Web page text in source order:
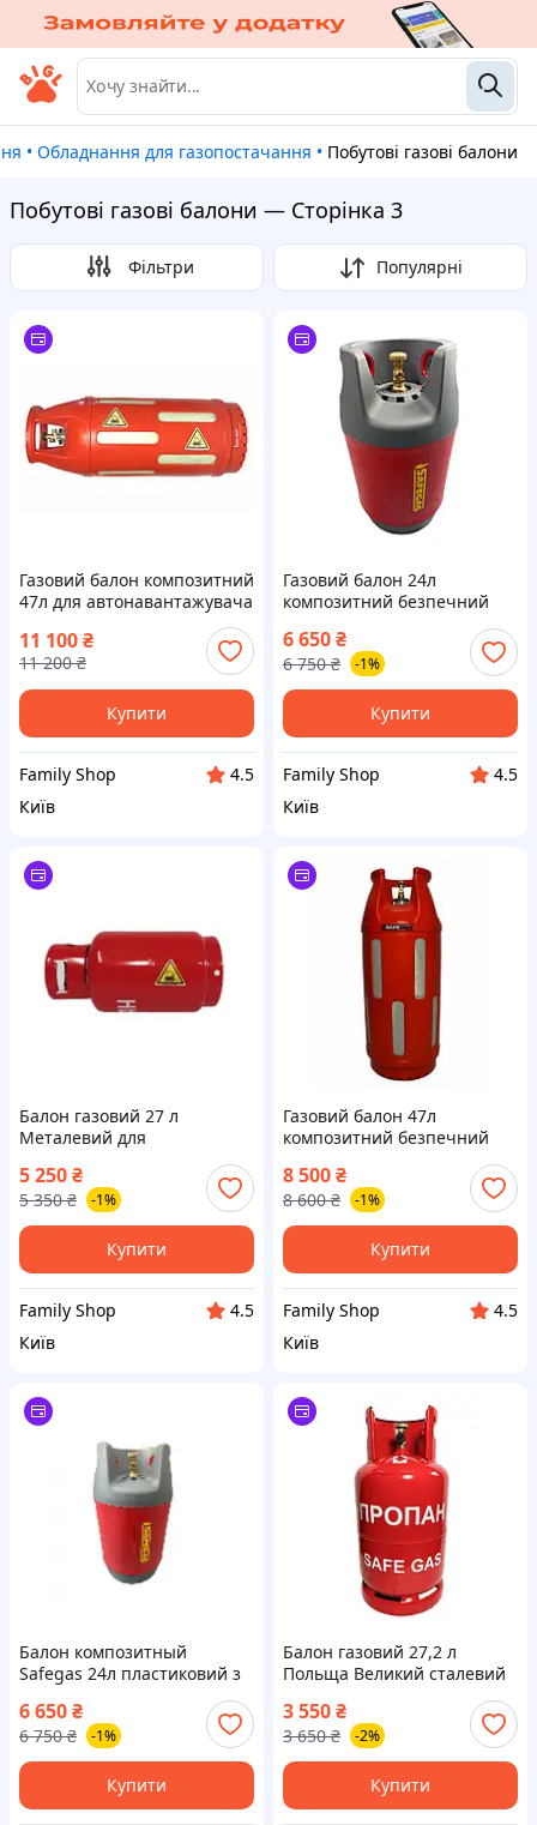
• Обладнання для газопостачання • Побутові газові балони
Побутові газові балони — Сторінка 3
Фільтри Популярні
Газовий балон композитний
47л для автонавантажувача
трубкою
11 100₴
11 200 ₴
Купити
Family Shop
4.5
Київ
Газовий балон 24л
композитний безпечний
6 650₴
6 750 ₴ -1%
Купити
Family Shop
4.5
Київ
Балон газовий 27 л
Металевий для
автонавантажувача Рідка-
фаза з сифонною трубкою
5 250₴
5 350 ₴ -1%
Купити
Family Shop
4.5
Київ
Газовий балон 47л
композитний безпечний
8 500₴
8 600 ₴ -1%
Купити
Family Shop
4.5
Київ
Балон композитный
Safegas 24л пластиковий з
6 650₴
6 750 ₴ -1%
Купити
Балон газовий 27,2 л
Польща Великий сталевий
балон для кемпінгу, дачі та
гриля
3 550₴
3 650 ₴ -2%
Купити